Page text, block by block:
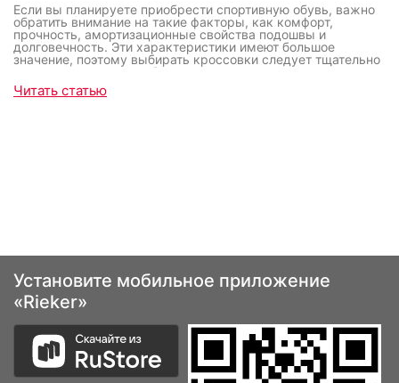
Если вы планируете приобрести спортивную обувь, важно
обратить внимание на такие факторы, как комфорт,
прочность, амортизационные свойства подошвы и
долговечность. Эти характеристики имеют большое
значение, поэтому выбирать кроссовки следует тщательно
— изучите различные бренды и следите за последними
новинками на рынке спортивной обуви.
Читать статью
Установите мобильное приложение
«Rieker»